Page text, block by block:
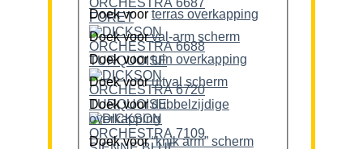
Doek voor terras overkapping
Doek voor
val-arm scherm
Doek voor
tuin overkapping
Doek voor
uitval scherm
Doek voordubbelzijdige
overkapping
Doek voor
“knik arm” scherm